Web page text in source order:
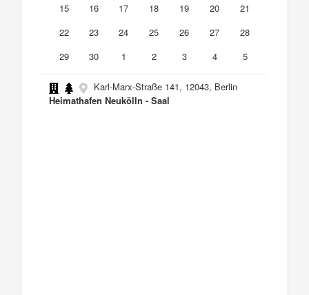
15
16 17 18 19 20
21
22
23 24 25 26 27
28
29
30 1 2 3 4 5
Karl-Marx-Straße 141, 12043, Berlin
Heimathafen Neukölln - Saal